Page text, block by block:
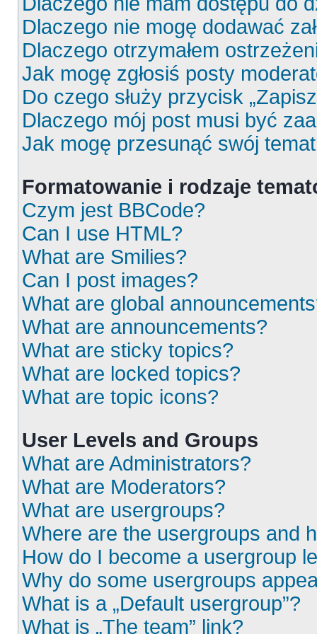
Dlaczego nie mogę dodawać
Dlaczego otrzymałem
Jak mogę zgłosiś posty
Do czego służy przycisk
Dlaczego mój post musi być
Jak mogę przesunąć swój
Formatowanie i rodzaje
Czym jest BBCode?
Can I use HTML?
What are Smilies?
Can I post images?
What are global
What are announcements?
What are sticky topics?
What are locked topics?
What are topic icons?
User Levels and Groups
What are Administrators?
What are Moderators?
What are usergroups?
Where are the usergroups and
How do I become a usergroup
Why do some usergroups
What is a „Default usergroup”?
What is „The team” link?